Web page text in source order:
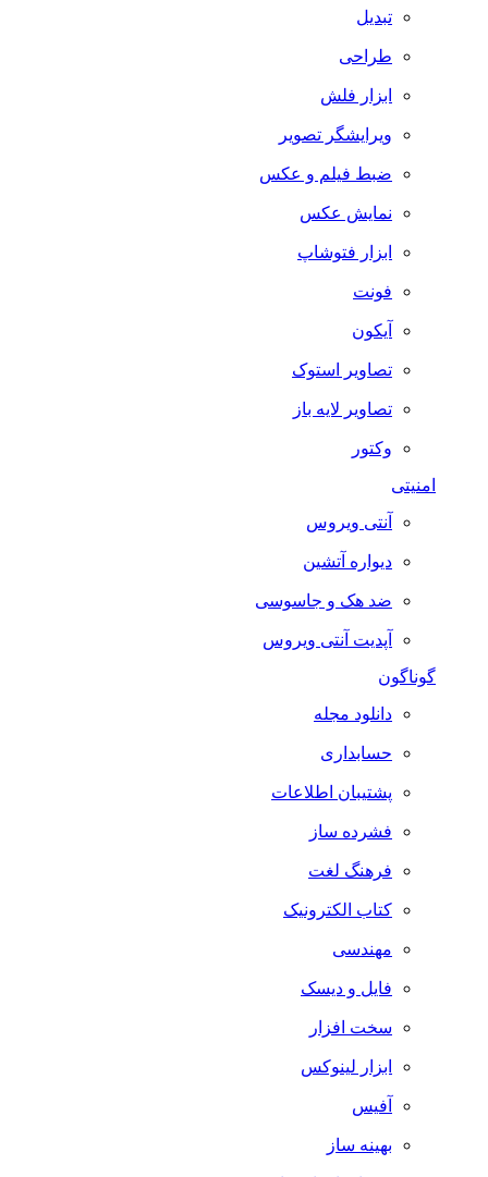
تبدیل
طراحی
ابزار فلش
ویرایشگر تصویر
ضبط فيلم و عكس
نمایش عکس
ابزار فتوشاپ
فونت
آیکون
تصاویر استوک
تصاویر لایه باز
وکتور
امنیتی
آنتی ویروس
دیواره آتشین
ضد هک و جاسوسی
آپدیت آنتی ویروس
گوناگون
دانلود مجله
حسابداری
پشتیبان اطلاعات
فشرده ساز
فرهنگ لغت
کتاب الکترونیک
مهندسی
فایل و دیسک
سخت افزار
ابزار لینوکس
آفیس
بهینه ساز